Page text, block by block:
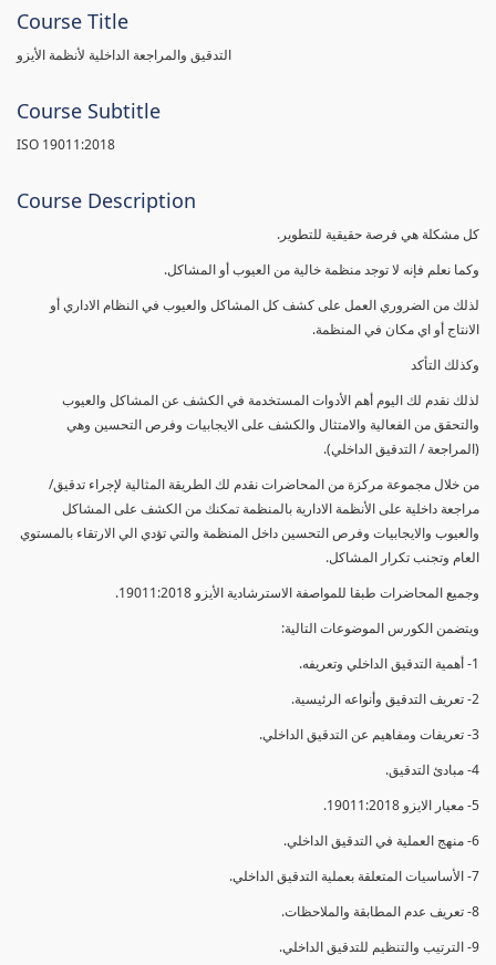
Course Title
التدقيق والمراجعة الداخلية لأنظمة الأيزو
Course Subtitle
ISO 19011:2018
Course Description
كل مشكلة هي فرصة حقيقية للتطوير.
وكما نعلم فإنه لا توجد منظمة خالية من العيوب أو المشاكل.
لذلك من الضروري العمل على كشف كل المشاكل والعيوب في النظام الاداري أو
الانتاج أو اي مكان في المنظمة.
وكذلك التأكد
لذلك نقدم لك اليوم أهم الأدوات المستخدمة في الكشف عن المشاكل والعيوب
والتحقق من الفعالية والامتثال والكشف على الايجابيات وفرص التحسين وهي
(المراجعة / التدقيق الداخلي).
من خلال مجموعة مركزة من المحاضرات نقدم لك الطريقة المثالية لإجراء تدقيق/
مراجعة داخلية على الأنظمة الادارية بالمنظمة تمكنك من الكشف على المشاكل
والعيوب والايجابيات وفرص التحسين داخل المنظمة والتي تؤدي الي الارتقاء بالمستوي
العام وتجنب تكرار المشاكل.
وجميع المحاضرات طبقا للمواصفة الاسترشادية الأيزو 19011:2018.
ويتضمن الكورس الموضوعات التالية:
1- أهمية التدقيق الداخلي وتعريفه.
2- تعريف التدقيق وأنواعه الرئيسية.
3- تعريفات ومفاهيم عن التدقيق الداخلي.
4- مبادئ التدقيق.
5- معيار الايزو 19011:2018.
6- منهج العملية في التدقيق الداخلي.
7- الأساسيات المتعلقة بعملية التدقيق الداخلي.
8- تعريف عدم المطابقة والملاحظات.
9- الترتيب والتنظيم للتدقيق الداخلي.